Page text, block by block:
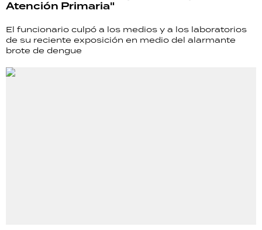
Atención Primaria"
El funcionario culpó a los medios y a los laboratorios
de su reciente exposición en medio del alarmante
brote de dengue